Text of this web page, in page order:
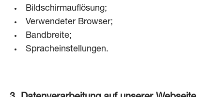
Bildschirmauflösung;
Verwendeter Browser;
Bandbreite;
Spracheinstellungen.